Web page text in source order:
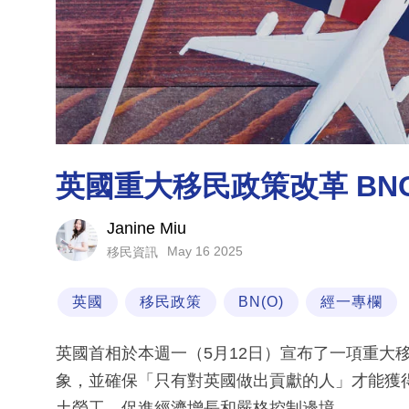
英國重大移民政策改革
Janine Miu
移民資訊 May 16 2025
英國 移民政策 BN(O) 經一專欄
英國首相於本週一（5月12日）宣布了一項重大
象，並確保「只有對英國做出貢獻的人」才能